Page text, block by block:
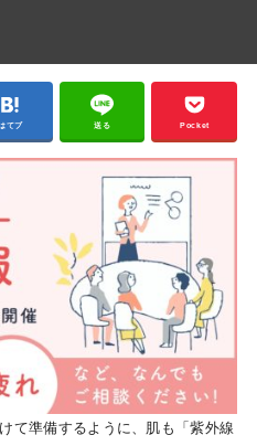
てブ 送る Pocket
て準備するように、肌も「紫外線